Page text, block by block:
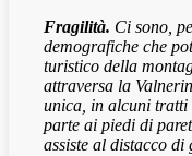
Fragilità. Ci sono,
demografiche che
turistico della
attraversa la
unica, in alcuni tratti
parte ai piedi di
assiste al distacco di